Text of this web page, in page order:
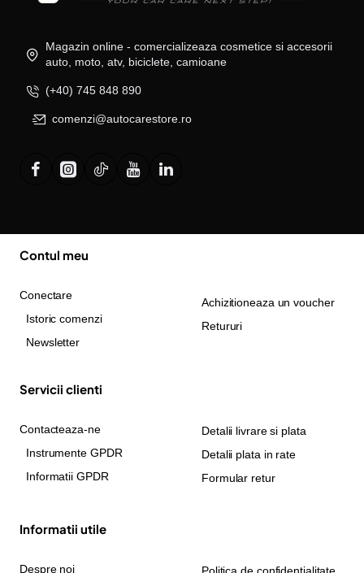
Magazin online - comercializeaza cosmetice si accesorii
auto, moto, atv, biciclete, camioane
(+40) 745 848 890
comenzi@autocarestore.ro
Contul meu
Conectare
Istoric comenzi
Newsletter
Achizitioneaza un voucher
Retururi
Servicii clienti
Contacteaza-ne
Instrumente GPDR
Informatii GPDR
Detalii livrare si plata
Detalii plata in rate
Formular retur
Informatii utile
Despre noi